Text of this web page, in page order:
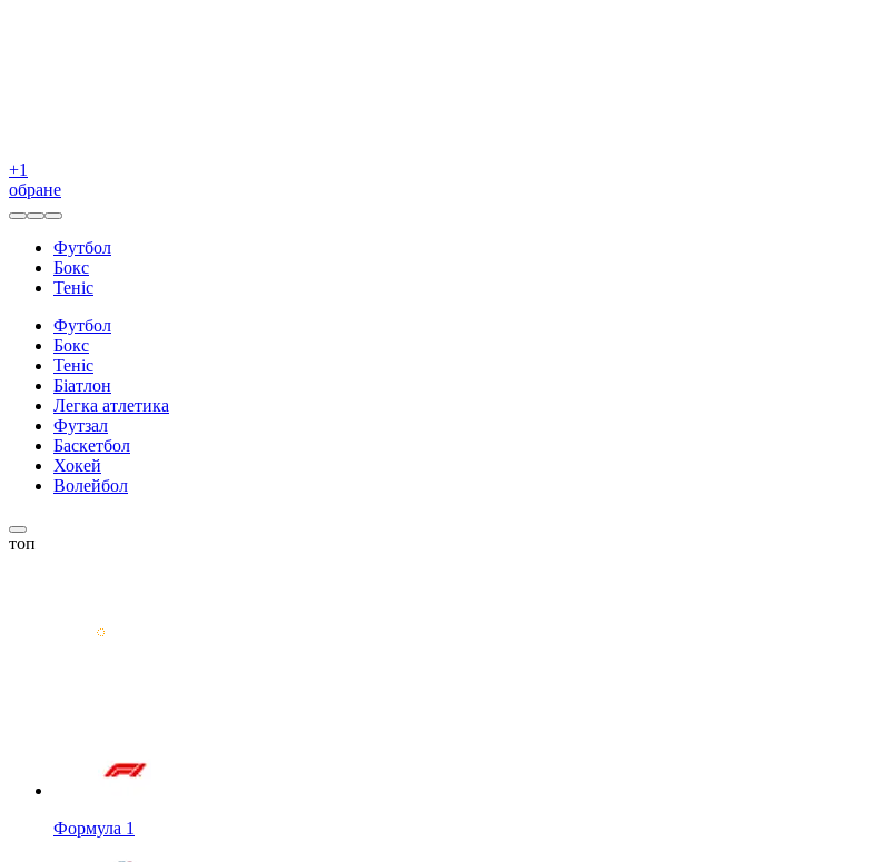
+1
обране
Футбол
Бокс
Теніс
Футбол
Бокс
Теніс
Біатлон
Легка атлетика
Футзал
Баскетбол
Хокей
Волейбол
топ
Формула 1